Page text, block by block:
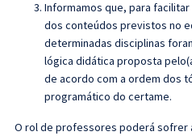
Informamos que, para
dos conteúdos previstos no
determinadas disciplinas
lógica didática proposta
de acordo com a ordem dos
programático do certame.
O rol de professores poderá sofrer